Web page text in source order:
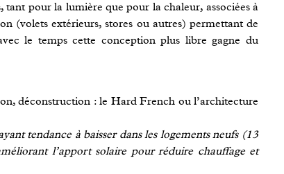
tant pour la lumière que pour la chaleur, associées à
(volets extérieurs, stores ou autres) permettant de
le temps cette conception plus libre gagne du
déconstruction : le Hard French ou l’architecture
tendance à baisser dans les logements neufs (13
l’apport solaire pour réduire chauffage et